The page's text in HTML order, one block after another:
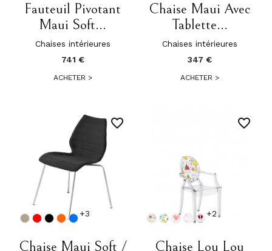
Fauteuil Pivotant
Maui Soft...
Chaises intérieures
741 €
ACHETER >
Chaise Maui Avec
Tablette...
Chaises intérieures
347 €
ACHETER >
+3
Chaise Maui Soft /
favorite_border
+2
Chaise Lou Lou
favorite_border